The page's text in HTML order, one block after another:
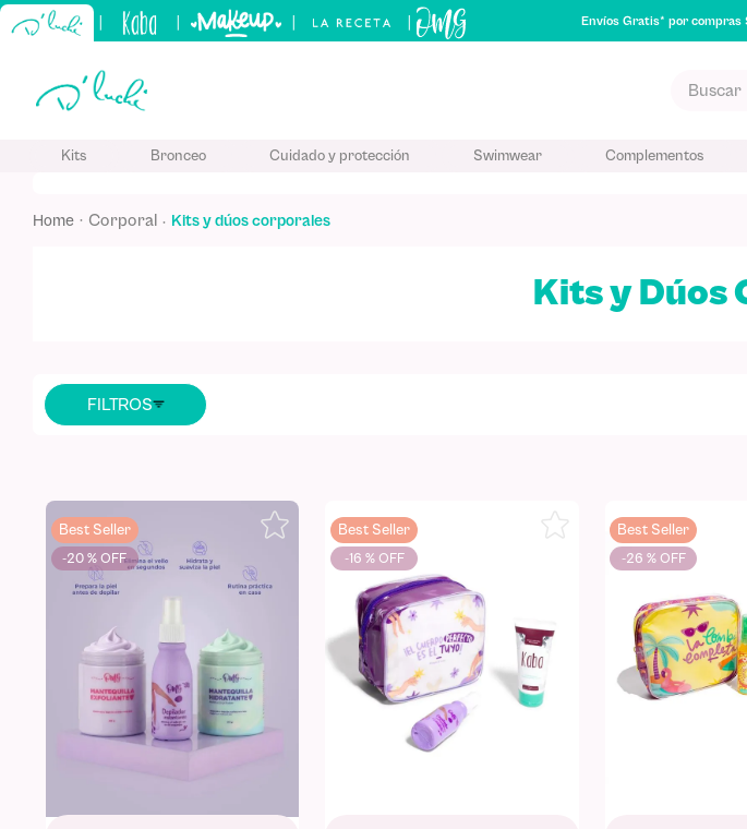
Envíos Gratis* por
Kits Bronceo Cuidado y protección Swimwear Complementos
corporal kits y dúos corporales
Kits y Dúos
-20 %
Best Seller
-16 %
Best Seller
-26 %
Best Seller